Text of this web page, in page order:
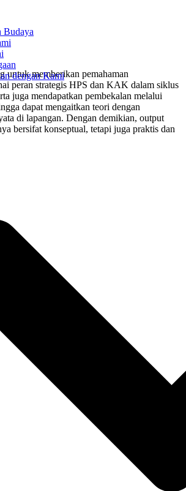
Budaya
dengan Kami
untuk memberikan pemahaman
peran strategis HPS dan KAK dalam siklus
juga mendapatkan pembekalan melalui
dapat mengaitkan teori dengan
di lapangan. Dengan demikian, output
bersifat konseptual, tetapi juga praktis dan